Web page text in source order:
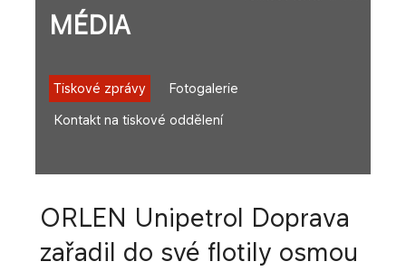
MÉDIA
Tiskové zprávy Fotogalerie
Kontakt na tiskové oddělení
ORLEN Unipetrol Doprava
zařadil do své flotily osmou